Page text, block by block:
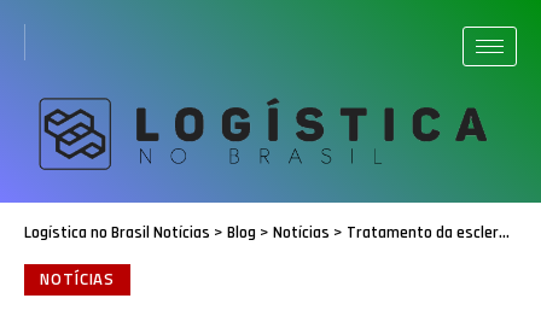
Logística no Brasil Notícias > Blog > Notícias > Tratamento da esclerose múltipla: o que há de novo e como isso pode ajudar você?
NOTÍCIAS